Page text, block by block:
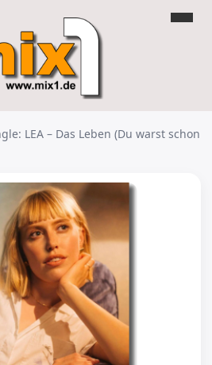
LEA – Das Leben (Du warst schon